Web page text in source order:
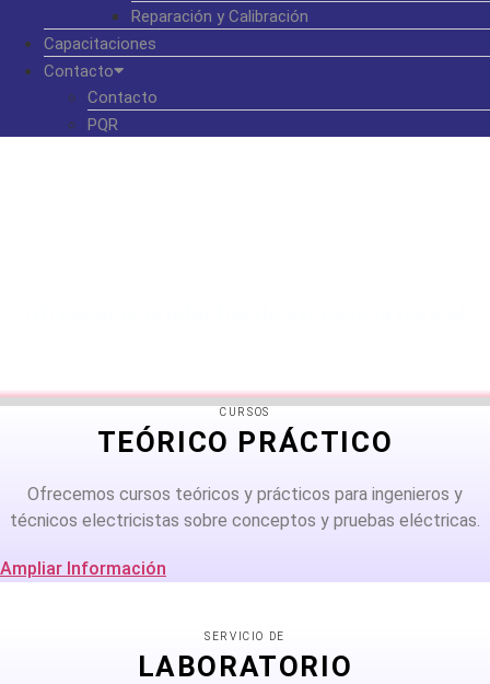
Reparación y Calibración
Capacitaciones
Contacto
Contacto
PQR
CURSOS
TEÓRICO PRÁCTICO
Ofrecemos cursos teóricos y prácticos para ingenieros y
técnicos electricistas sobre conceptos y pruebas eléctricas.
Ampliar Información
SERVICIO DE
LABORATORIO